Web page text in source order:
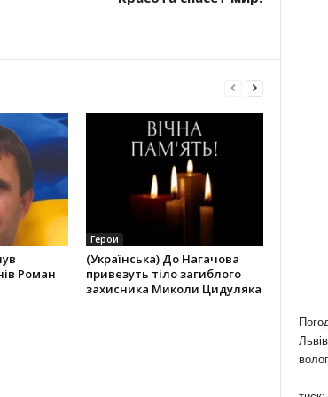
Роман
Герои
(Українська) До Нагачова
привезуть тіло загиблого
захисника Миколи Цидуляка
Львів